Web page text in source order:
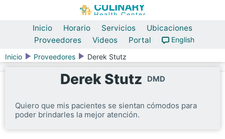
Inicio Horario Servicios
Ubicaciones
Proveedores
Videos Portal
English
Inicio
Proveedores Derek Stutz
Derek Stutz DMD
Quiero que mis pacientes se sientan cómodos para
poder brindarles la mejor atención.